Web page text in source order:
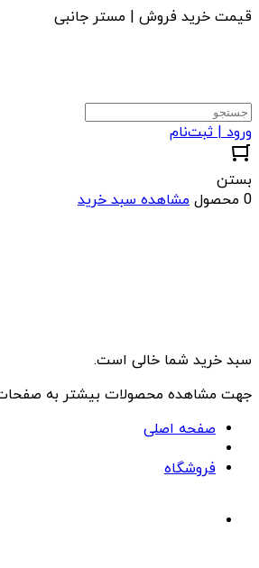
قیمت خرید فروش | مستر جانبی
ورود | ثبت‌نام
بستن
0 محصول
مشاهده سبد خرید
سبد خرید شما خالی است.
جهت مشاهده محصولات بیشتر به صفحات
صفحه اصلی
فروشگاه